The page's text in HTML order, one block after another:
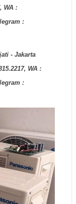
WA :
:
- Jakarta
WA :
: